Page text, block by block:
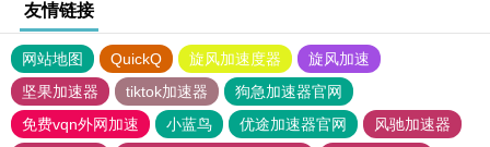
友情链接
网站地图 QuickQ 旋风加速度器
旋风加速
坚果加速器
tiktok加速器
狗急加速器官网
免费vqn外网加速
小蓝鸟 优途加速器官网
风驰加速器